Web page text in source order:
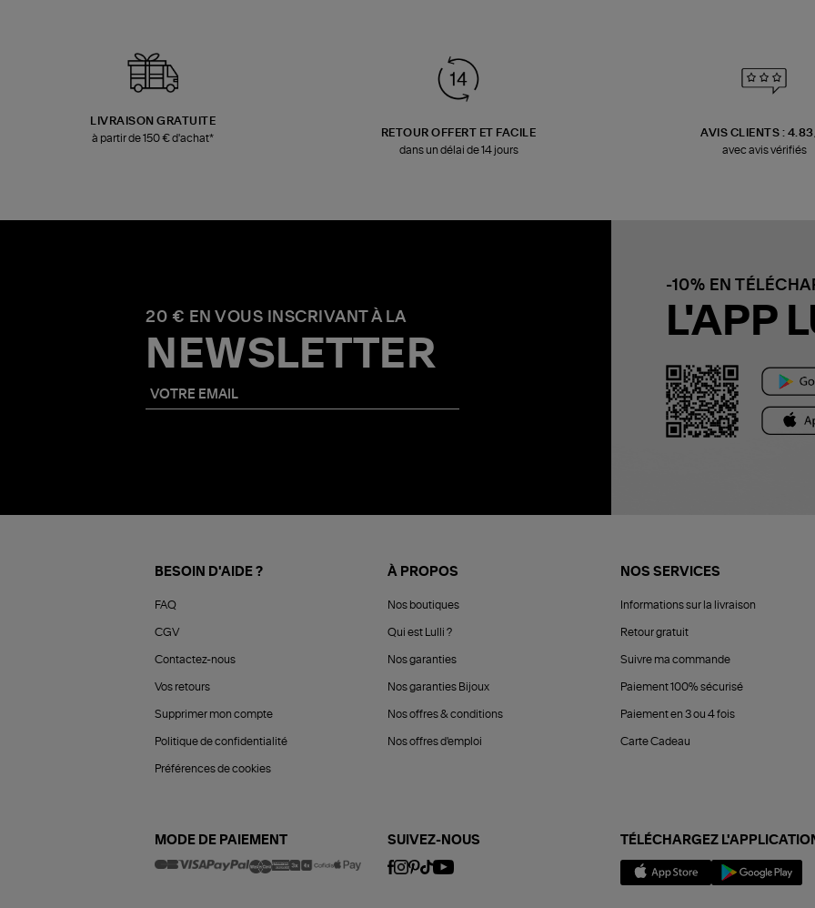
LIVRAISON GRATUITE
à partir de 150 € d'achat*
RETOUR OFFERT ET FACILE
dans un délai de 14 jours
AVIS CLIENTS :
avec avis vérifiés
20 € EN VOUS INSCRIVANT À LA
NEWSLETTER
-10% EN
L'APP
BESOIN D'AIDE ?
FAQ
CGV
Contactez-nous
Vos retours
Supprimer mon compte
Politique de confidentialité
Préférences de cookies
À PROPOS
Nos boutiques
Qui est Lulli ?
Nos garanties
Nos garanties Bijoux
Nos offres & conditions
Nos offres d'emploi
NOS SERVICES
Informations sur la livraison
Retour gratuit
Suivre ma commande
Paiement 100% sécurisé
Paiement en 3 ou 4 fois
Carte Cadeau
MODE DE PAIEMENT SUIVEZ-NOUS TÉLÉCHARGEZ